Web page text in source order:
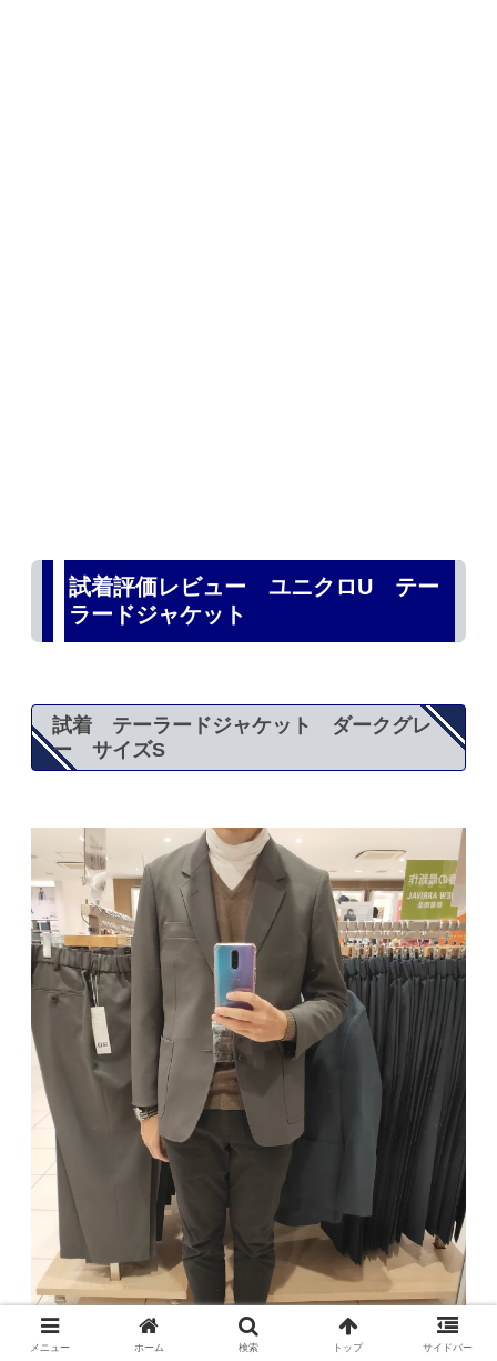
試着評価レビュー ユニクロU テー
ラードジャケット
試着 テーラードジャケット ダークグレ
ー サイズS
メニュー ホーム 検索 トップ サイドバー